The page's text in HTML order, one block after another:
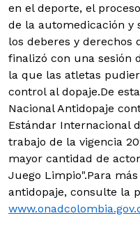
en el deporte, el
de la automedicación
los deberes y derechos
finalizó con una sesión
la que las atletas
control al dopaje.De
Nacional Antidopaje
Estándar Internacional
trabajo de la vigencia
mayor cantidad de
Juego Limpio".Para
antidopaje, consulte la